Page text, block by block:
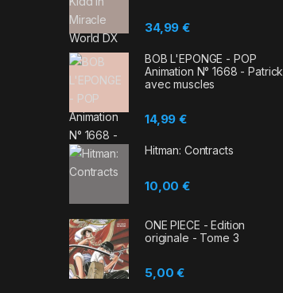
34,99€
BOB L'EPONGE - POP
Animation N° 1668 - Patrick
avec muscles
14,99€
Hitman: Contracts
10,00€
ONE PIECE - Edition
originale - Tome 3
5,00€